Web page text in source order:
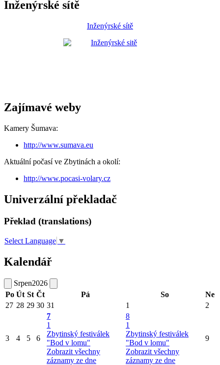
Inženýrské sítě
Inženýrské sítě
Zajímavé weby
Kamery Šumava:
http://www.sumava.eu
Aktuální počasí ve Zbytinách a okolí:
http://www.pocasi-volary.cz
Univerzální překladač
Překlad (translations)
Select Language ▼
Kalendář
Srpen2026
Po Út St Čt Pá So
Ne
27 28 29 30 31 1 2
3 4 5 6
7
1
Zbytinský festiválek
"Bod v lomu"
Zobrazit všechny
záznamy ze dne
8
1
Zbytinský festiválek
"Bod v lomu"
Zobrazit všechny
záznamy ze dne
9